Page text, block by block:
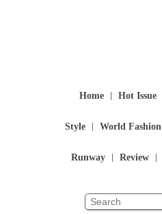
Home Hot Issue
Style World Fashion
Runway Review